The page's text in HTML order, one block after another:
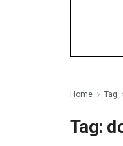
Home Tag
Tag: